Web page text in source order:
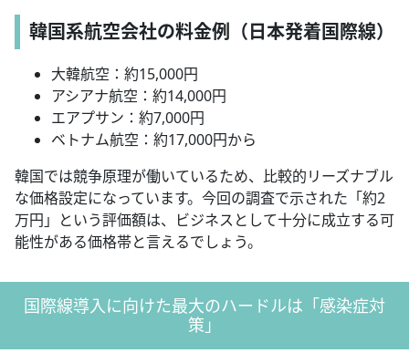
韓国系航空会社の料金例（日本発着国際線）
大韓航空：約15,000円
アシアナ航空：約14,000円
エアプサン：約7,000円
ベトナム航空：約17,000円から
韓国では競争原理が働いているため、比較的リーズナブル
な価格設定になっています。今回の調査で示された「約2
万円」という評価額は、ビジネスとして十分に成立する可
能性がある価格帯と言えるでしょう。
国際線導入に向けた最大のハードルは「感染症対
策」